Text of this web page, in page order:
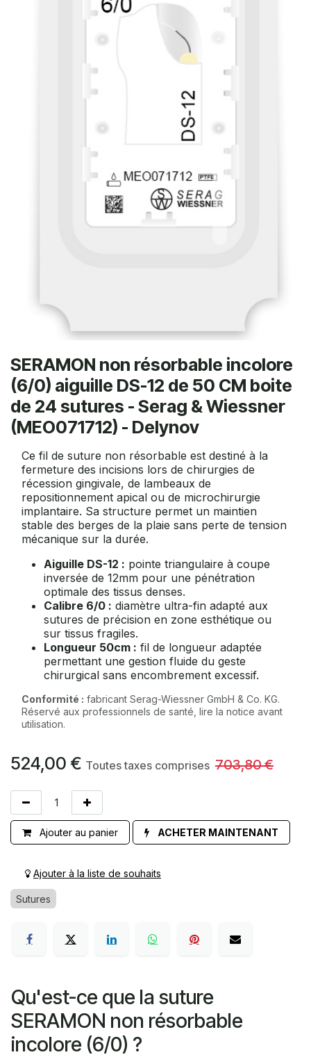
SERAMON non résorbable incolore
(6/0) aiguille DS-12 de 50 CM boite
de 24 sutures - Serag & Wiessner
(MEO071712) - Delynov
Ce fil de suture non résorbable est destiné à la
fermeture des incisions lors de chirurgies de
récession gingivale, de lambeaux de
repositionnement apical ou de microchirurgie
implantaire. Sa structure permet un maintien
stable des berges de la plaie sans perte de tension
mécanique sur la durée.
Aiguille DS-12 : pointe triangulaire à coupe
inversée de 12mm pour une pénétration
optimale des tissus denses.
Calibre 6/0 : diamètre ultra-fin adapté aux
sutures de précision en zone esthétique ou
sur tissus fragiles.
Longueur 50cm : fil de longueur adaptée
permettant une gestion fluide du geste
chirurgical sans encombrement excessif.
Conformité : fabricant Serag-Wiessner GmbH & Co. KG.
Réservé aux professionnels de santé, lire la notice avant
utilisation.
524,00 € Toutes taxes comprises 703,80€
Ajouter au panier ACHETER MAINTENANT
Ajouter à la liste de souhaits
Sutures
Qu'est-ce que la suture
SERAMON non résorbable
incolore (6/0) ?